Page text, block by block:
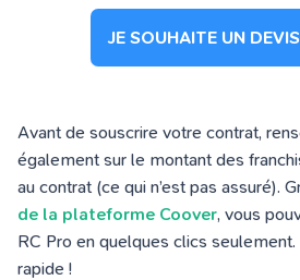
JE SOUHAITE UN
Avant de souscrire votre contrat,
également sur le montant des
au contrat (ce qui n’est pas assuré).
de la plateforme Coover, vous
RC Pro en quelques clics seulement.
rapide !